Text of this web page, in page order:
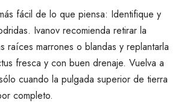
fácil de lo que piensa: Identifique y
. Ivanov recomienda retirar la
raíces marrones o blandas y replantarla
fresca y con buen drenaje. Vuelva a
cuando la pulgada superior de tierra
completo.